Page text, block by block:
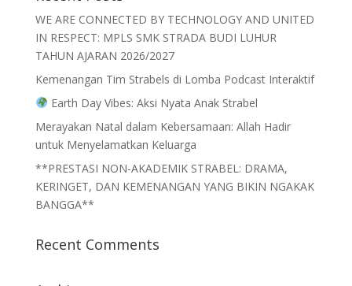
WE ARE CONNECTED BY TECHNOLOGY AND UNITED
IN RESPECT: MPLS SMK STRADA BUDI LUHUR
TAHUN AJARAN 2026/2027
Kemenangan Tim Strabels di Lomba Podcast Interaktif
Earth Day Vibes: Aksi Nyata Anak Strabel
Merayakan Natal dalam Kebersamaan: Allah Hadir
untuk Menyelamatkan Keluarga
**PRESTASI NON-AKADEMIK STRABEL: DRAMA,
KERINGET, DAN KEMENANGAN YANG BIKIN NGAKAK
BANGGA**
Recent Comments